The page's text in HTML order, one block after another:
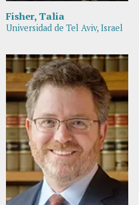
Fisher, Talia
Universidad de Tel Aviv, Israel